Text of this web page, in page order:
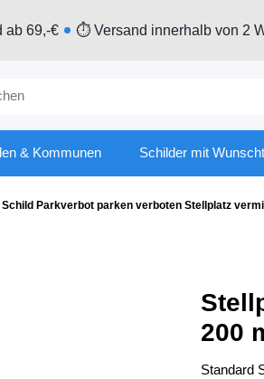
ab 69,-€ ⏱ Versand innerhalb von 2
& Kommunen Schilder mit
Schild Parkverbot parken verboten Stellplatz
200
Standard